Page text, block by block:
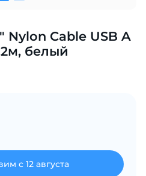
Nylon Cable USB A
белый
с 12 августа